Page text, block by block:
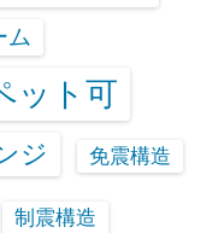
ム
ット可
ジ 免震構造
制震構造